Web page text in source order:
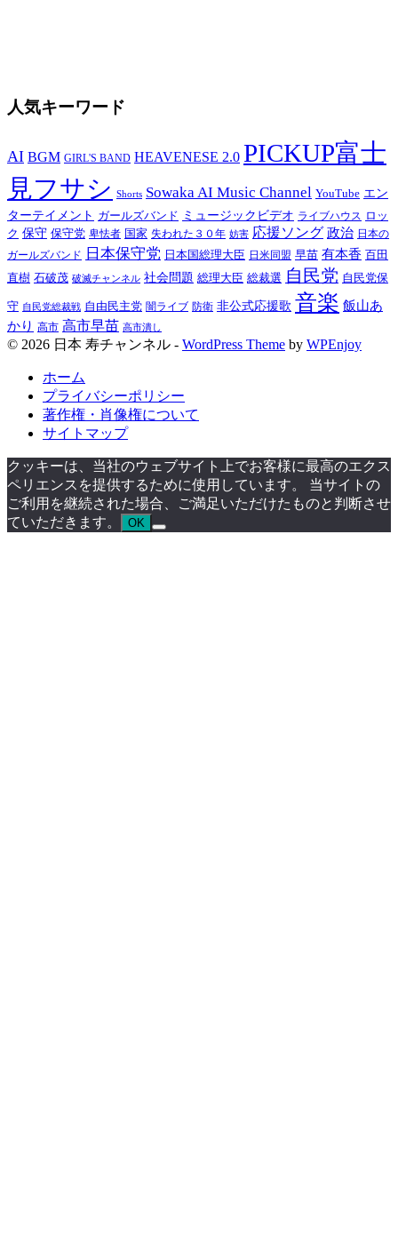
人気キーワード
AI BGM GIRL'S BAND HEAVENESE 2.0 PICKUP富士
見フサシ Shorts Sowaka AI Music Channel YouTube エン
ターテイメント ガールズバンド ミュージックビデオ ライブハウス ロッ
ク 保守 保守党 卑怯者 国家 失われた３０年 妨害 応援ソング 政治 日本の
ガールズバンド
日本保守党 日本国総理大臣 日米同盟 早苗 有本香 百田
直樹 石破茂 破滅チャンネル 社会問題 総理大臣 総裁選 自民党 自民党保
守 自民党総裁戦 自由民主党 闇ライブ 防衛 非公式応援歌 音楽 飯山あ
かり 高市 高市早苗 高市潰し
© 2026 日本 寿チャンネル - WordPress Theme by WPEnjoy
ホーム
プライバシーポリシー
著作権・肖像権について
サイトマップ
クッキーは、当社のウェブサイト上でお客様に最高のエクス
ペリエンスを提供するために使用しています。 当サイトの
ご利用を継続された場合、ご満足いただけたものと判断させ
ていただきます。
OK